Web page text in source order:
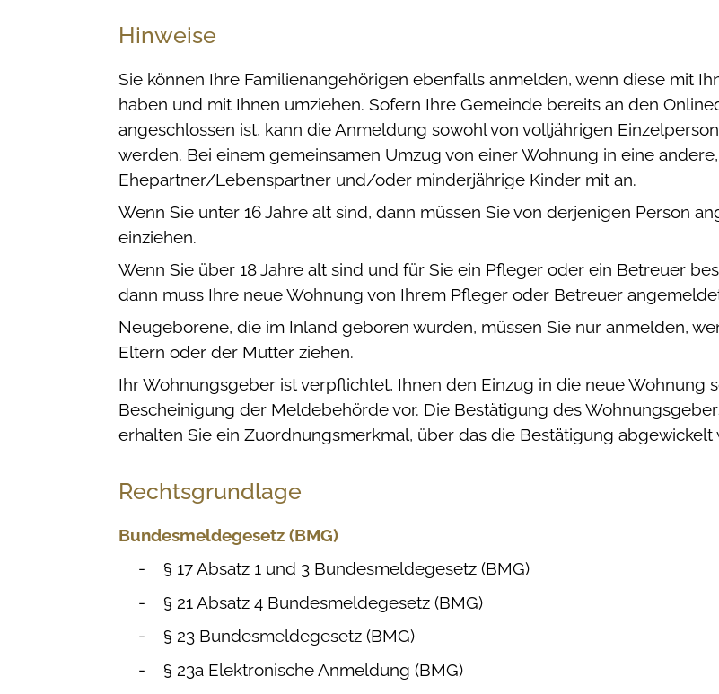
Hinweise
Sie können Ihre Familienangehörigen ebenfalls anmelden, wenn diese mit
haben und mit Ihnen umziehen. Sofern Ihre Gemeinde bereits an den
angeschlossen ist, kann die Anmeldung sowohl von volljährigen
werden. Bei einem gemeinsamen Umzug von einer Wohnung in eine
Ehepartner/Lebenspartner und/oder minderjährige Kinder mit an.
Wenn Sie unter 16 Jahre alt sind, dann müssen Sie von derjenigen Person
einziehen.
Wenn Sie über 18 Jahre alt sind und für Sie ein Pfleger oder ein Betreuer
dann muss Ihre neue Wohnung von Ihrem Pfleger oder Betreuer
Neugeborene, die im Inland geboren wurden, müssen Sie nur anmelden,
Eltern oder der Mutter ziehen.
Ihr Wohnungsgeber ist verpflichtet, Ihnen den Einzug in die neue Wohnung
Bescheinigung der Meldebehörde vor. Die Bestätigung des
erhalten Sie ein Zuordnungsmerkmal, über das die Bestätigung abgewickelt
Rechtsgrundlage
Bundesmeldegesetz (BMG)
§ 17 Absatz 1 und 3 Bundesmeldegesetz (BMG)
§ 21 Absatz 4 Bundesmeldegesetz (BMG)
§ 23 Bundesmeldegesetz (BMG)
§ 23a Elektronische Anmeldung (BMG)